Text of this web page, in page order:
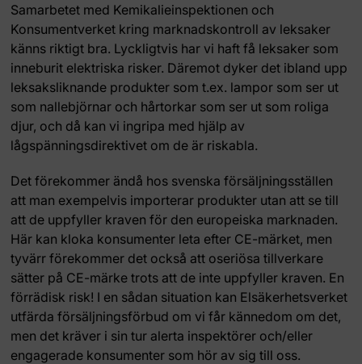
Samarbetet med Kemikalieinspektionen och
Konsumentverket kring marknadskontroll av leksaker
känns riktigt bra. Lyckligtvis har vi haft få leksaker som
inneburit elektriska risker. Däremot dyker det ibland upp
leksaksliknande produkter som t.ex. lampor som ser ut
som nallebjörnar och hårtorkar som ser ut som roliga
djur, och då kan vi ingripa med hjälp av
lågspänningsdirektivet om de är riskabla.
Det förekommer ändå hos svenska försäljningsställen
att man exempelvis importerar produkter utan att se till
att de uppfyller kraven för den europeiska marknaden.
Här kan kloka konsumenter leta efter CE-märket, men
tyvärr förekommer det också att oseriösa tillverkare
sätter på CE-märke trots att de inte uppfyller kraven. En
förrädisk risk! I en sådan situation kan Elsäkerhetsverket
utfärda försäljningsförbud om vi får kännedom om det,
men det kräver i sin tur alerta inspektörer och/eller
engagerade konsumenter som hör av sig till oss.